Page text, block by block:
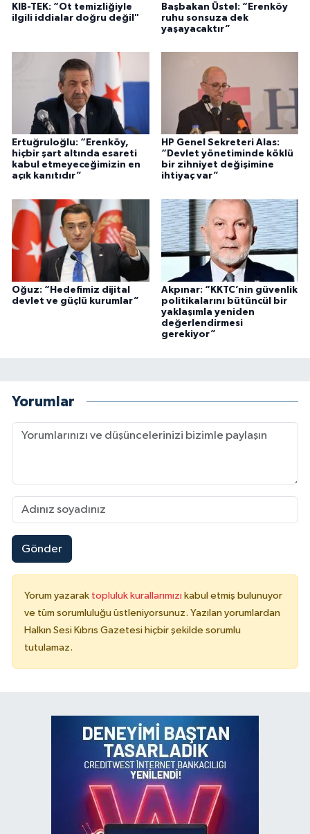
KIB-TEK: “Ot temizliğiyle
ilgili iddialar doğru değil"
Başbakan Üstel: “Erenköy
ruhu sonsuza dek
yaşayacaktır”
Ertuğruloğlu: “Erenköy,
hiçbir şart altında esareti
kabul etmeyeceğimizin en
açık kanıtıdır”
HP Genel Sekreteri Alas:
“Devlet yönetiminde köklü
bir zihniyet değişimine
ihtiyaç var”
Oğuz: “Hedefimiz dijital
devlet ve güçlü kurumlar”
Akpınar: “KKTC’nin güvenlik
politikalarını bütüncül bir
yaklaşımla yeniden
değerlendirmesi
gerekiyor”
Yorumlar
Gönder
Yorum yazarak topluluk kurallarımızı kabul etmiş bulunuyor
ve tüm sorumluluğu üstleniyorsunuz. Yazılan yorumlardan
Halkın Sesi Kıbrıs Gazetesi hiçbir şekilde sorumlu
tutulamaz.